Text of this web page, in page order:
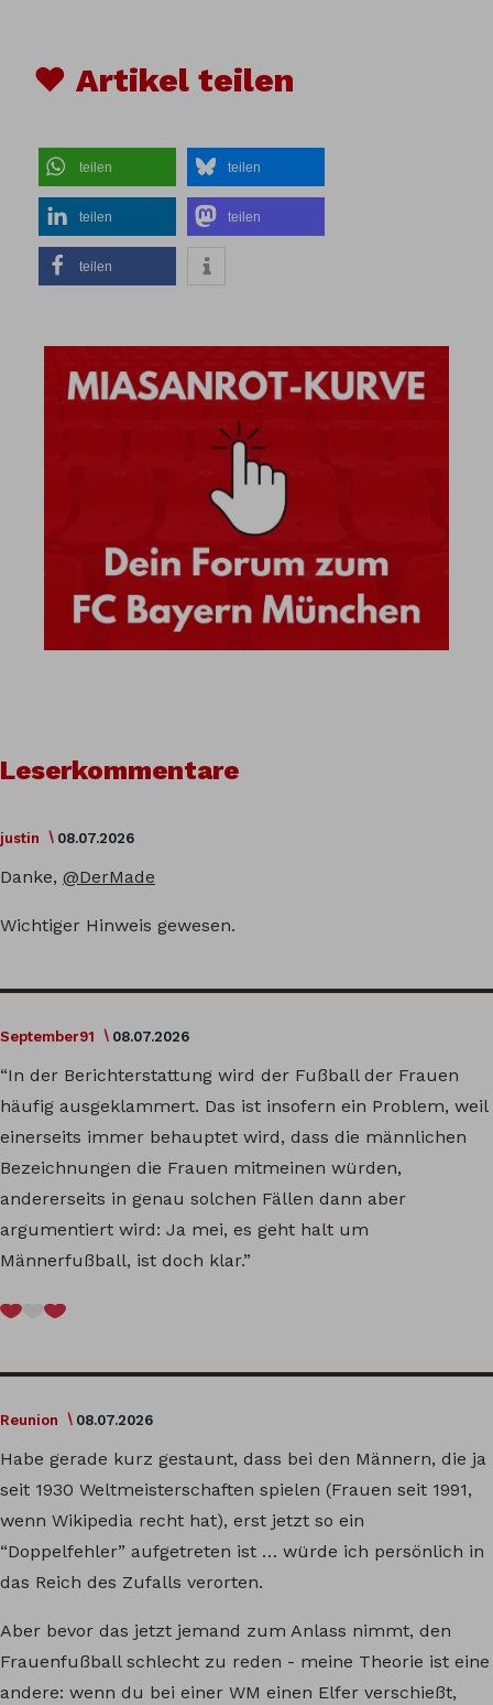
♥ Artikel teilen
teilen teilen
teilen teilen
teilen
Leserkommentare
justin 08.07.2026
Danke, @DerMade
Wichtiger Hinweis gewesen.
September91 08.07.2026
“In der Berichterstattung wird der Fußball der Frauen
häufig ausgeklammert. Das ist insofern ein Problem, weil
einerseits immer behauptet wird, dass die männlichen
Bezeichnungen die Frauen mitmeinen würden,
andererseits in genau solchen Fällen dann aber
argumentiert wird: Ja mei, es geht halt um
Männerfußball, ist doch klar.”
Reunion 08.07.2026
Habe gerade kurz gestaunt, dass bei den Männern, die ja
seit 1930 Weltmeisterschaften spielen (Frauen seit 1991,
wenn Wikipedia recht hat), erst jetzt so ein
“Doppelfehler” aufgetreten ist … würde ich persönlich in
das Reich des Zufalls verorten.
Aber bevor das jetzt jemand zum Anlass nimmt, den
Frauenfußball schlecht zu reden - meine Theorie ist eine
andere: wenn du bei einer WM einen Elfer verschießt,